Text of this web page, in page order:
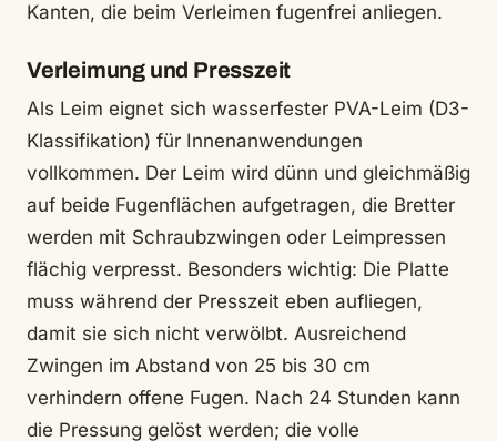
Kanten, die beim Verleimen fugenfrei anliegen.
Verleimung und Presszeit
Als Leim eignet sich wasserfester PVA-Leim (D3-
Klassifikation) für Innenanwendungen
vollkommen. Der Leim wird dünn und gleichmäßig
auf beide Fugenflächen aufgetragen, die Bretter
werden mit Schraubzwingen oder Leimpressen
flächig verpresst. Besonders wichtig: Die Platte
muss während der Presszeit eben aufliegen,
damit sie sich nicht verwölbt. Ausreichend
Zwingen im Abstand von 25 bis 30 cm
verhindern offene Fugen. Nach 24 Stunden kann
die Pressung gelöst werden; die volle